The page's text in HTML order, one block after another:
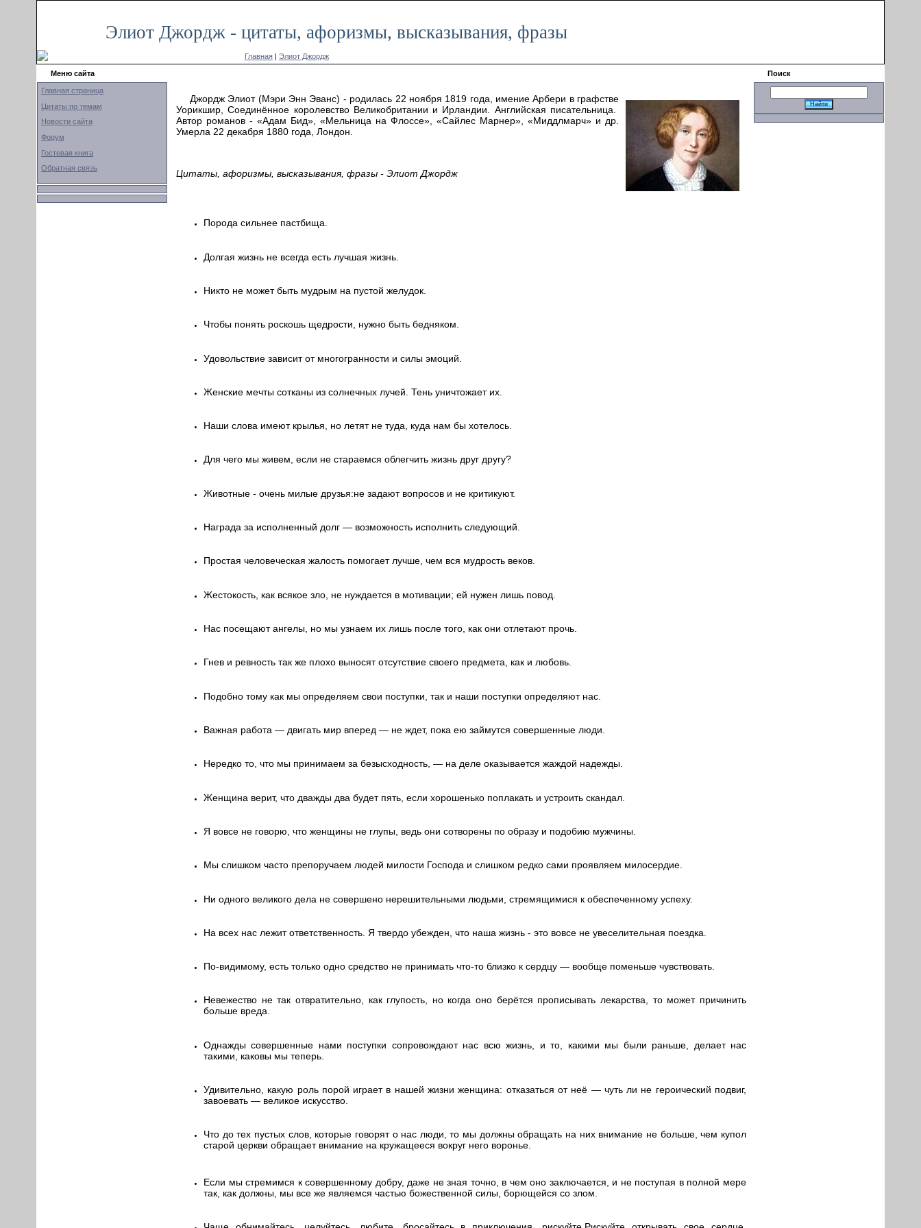
Элиот Джордж - цитаты, афоризмы, высказывания, фразы
Главная | Элиот Джордж
Меню сайта
Главная страница
Цитаты по темам
Новости сайта
Форум
Гостевая книга
Обратная связь
Джордж Элиот (Мэри Энн Эванс) - родилась 22 ноября 1819 года, имение Арбери в графстве
Уорикшир, Соединённое королевство Великобритании и Ирландии. Английская писательница.
Автор романов - «Адам Бид», «Мельница на Флоссе», «Сайлес Марнер», «Миддлмарч» и др.
Умерла 22 декабря 1880 года, Лондон.
Цитаты, афоризмы, высказывания, фразы - Элиот Джордж
Порода сильнее пастбища.
Долгая жизнь не всегда есть лучшая жизнь.
Никто не может быть мудрым на пустой желудок.
Чтобы понять роскошь щедрости, нужно быть бедняком.
Удовольствие зависит от многогранности и силы эмоций.
Женские мечты сотканы из солнечных лучей. Тень уничтожает их.
Наши слова имеют крылья, но летят не туда, куда нам бы хотелось.
Для чего мы живем, если не стараемся облегчить жизнь друг другу?
Животные - очень милые друзья:не задают вопросов и не критикуют.
Награда за исполненный долг — возможность исполнить следующий.
Простая человеческая жалость помогает лучше, чем вся мудрость веков.
Жестокость, как всякое зло, не нуждается в мотивации; ей нужен лишь повод.
Нас посещают ангелы, но мы узнаем их лишь после того, как они отлетают прочь.
Гнев и ревность так же плохо выносят отсутствие своего предмета, как и любовь.
Подобно тому как мы определяем свои поступки, так и наши поступки определяют нас.
Важная работа — двигать мир вперед — не ждет, пока ею займутся совершенные люди.
Нередко то, что мы принимаем за безысходность, — на деле оказывается жаждой надежды.
Женщина верит, что дважды два будет пять, если хорошенько поплакать и устроить скандал.
Я вовсе не говорю, что женщины не глупы, ведь они сотворены по образу и подобию мужчины.
Мы слишком часто препоручаем людей милости Господа и слишком редко сами проявляем милосердие.
Ни одного великого дела не совершено нерешительными людьми, стремящимися к обеспеченному успеху.
На всех нас лежит ответственность. Я твердо убежден, что наша жизнь - это вовсе не увеселительная поездка.
По-видимому, есть только одно средство не принимать что-то близко к сердцу — вообще поменьше чувствовать.
Невежество не так отвратительно, как глупость, но когда оно берётся прописывать лекарства, то может причинить
больше вреда.
Однажды совершенные нами поступки сопровождают нас всю жизнь, и то, какими мы были раньше, делает нас
такими, каковы мы теперь.
Удивительно, какую роль порой играет в нашей жизни женщина: отказаться от неё — чуть ли не героический подвиг,
завоевать — великое искусство.
Что до тех пустых слов, которые говорят о нас люди, то мы должны обращать на них внимание не больше, чем купол
старой церкви обращает внимание на кружащееся вокруг него воронье.
Если мы стремимся к совершенному добру, даже не зная точно, в чем оно заключается, и не поступая в полной мере
так, как должны, мы все же являемся частью божественной силы, борющейся со злом.
Поиск